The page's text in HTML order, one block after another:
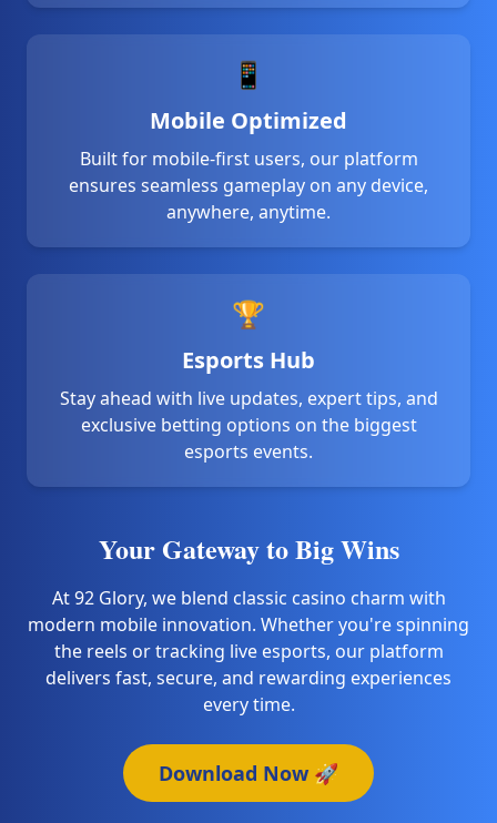
📱
Mobile Optimized
Built for mobile-first users, our platform
ensures seamless gameplay on any device,
anywhere, anytime.
🏆
Esports Hub
Stay ahead with live updates, expert tips, and
exclusive betting options on the biggest
esports events.
Your Gateway to Big Wins
At 92 Glory, we blend classic casino charm with
modern mobile innovation. Whether you're spinning
the reels or tracking live esports, our platform
delivers fast, secure, and rewarding experiences
every time.
Download Now 🚀